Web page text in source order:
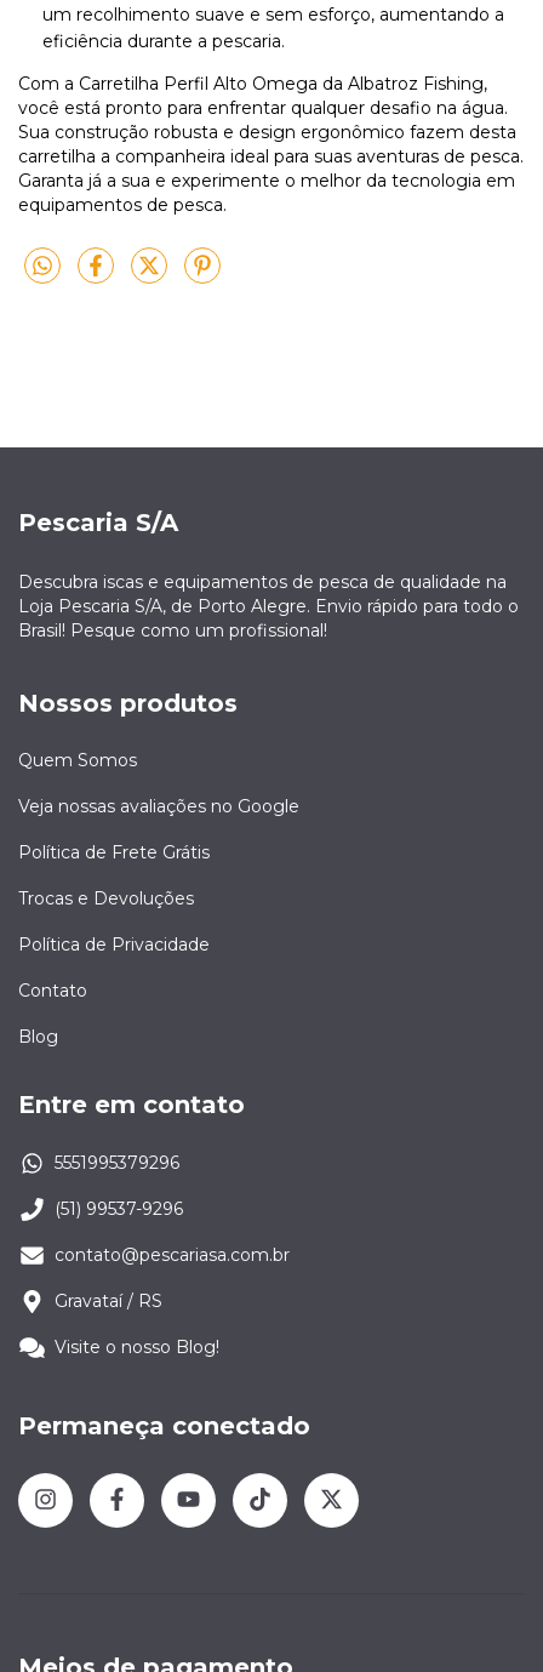
um recolhimento suave e sem esforço, aumentando a
eficiência durante a pescaria.
Com a Carretilha Perfil Alto Omega da Albatroz Fishing,
você está pronto para enfrentar qualquer desafio na água.
Sua construção robusta e design ergonômico fazem desta
carretilha a companheira ideal para suas aventuras de pesca.
Garanta já a sua e experimente o melhor da tecnologia em
equipamentos de pesca.
Pescaria S/A
Descubra iscas e equipamentos de pesca de qualidade na
Loja Pescaria S/A, de Porto Alegre. Envio rápido para todo o
Brasil! Pesque como um profissional!
Nossos produtos
Quem Somos
Veja nossas avaliações no Google
Política de Frete Grátis
Trocas e Devoluções
Política de Privacidade
Contato
Blog
Entre em contato
5551995379296
(51) 99537-9296
contato@pescariasa.com.br
Gravataí / RS
Visite o nosso Blog!
Permaneça conectado